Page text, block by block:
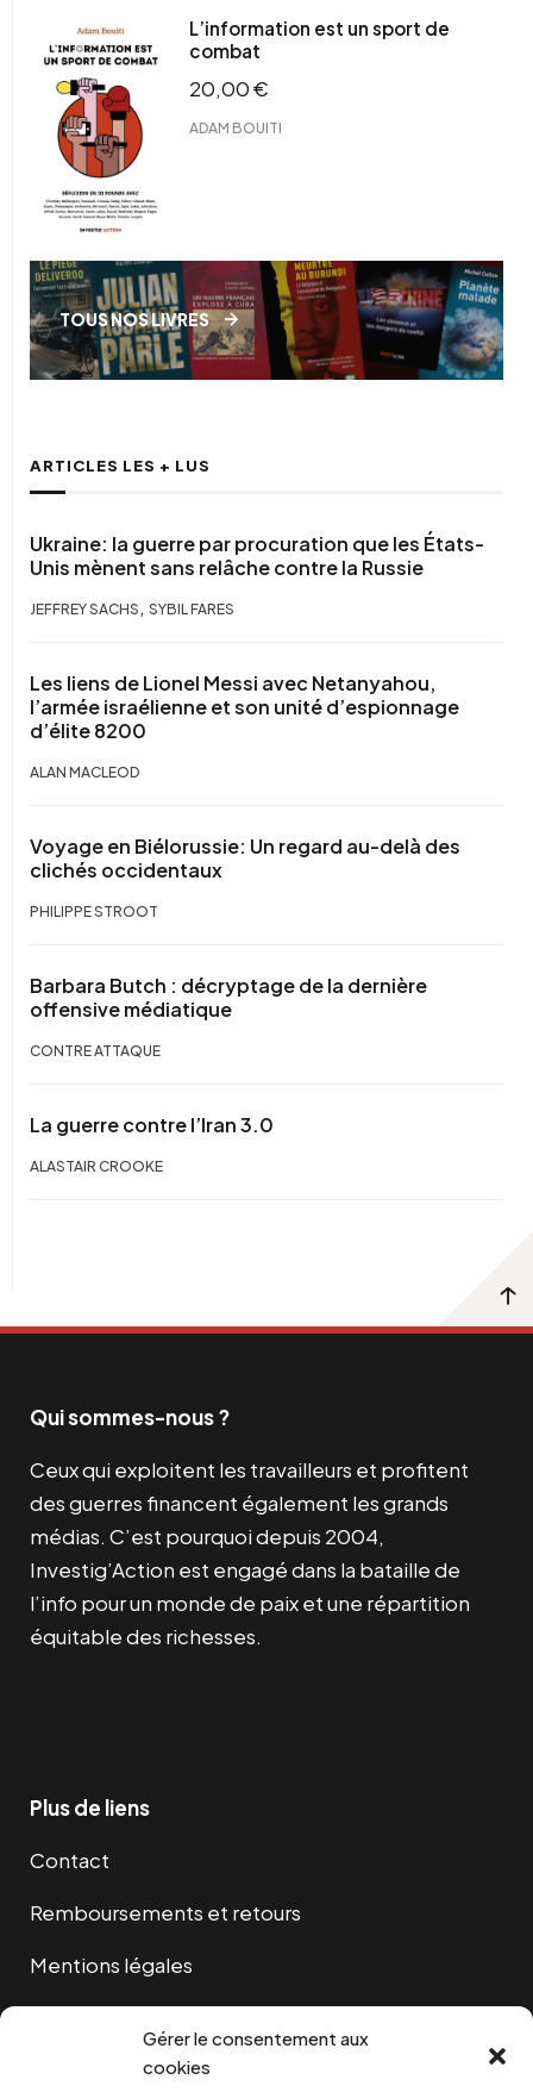
Gérer le consentement aux
cookies
L’information est un sport de
combat
20,00€
ADAM BOUITI
TOUS NOS LIVRES
ARTICLES LES + LUS
Ukraine: la guerre par procuration que les États-
Unis mènent sans relâche contre la Russie
JEFFREY SACHS , SYBIL FARES
Les liens de Lionel Messi avec Netanyahou,
l’armée israélienne et son unité d’espionnage
d’élite 8200
ALAN MACLEOD
Voyage en Biélorussie: Un regard au-delà des
clichés occidentaux
PHILIPPE STROOT
Barbara Butch : décryptage de la dernière
offensive médiatique
CONTRE ATTAQUE
La guerre contre l’Iran 3.0
ALASTAIR CROOKE
Qui sommes-nous ?
Ceux qui exploitent les travailleurs et profitent
des guerres financent également les grands
médias. C’est pourquoi depuis 2004,
Investig’Action est engagé dans la bataille de
l’info pour un monde de paix et une répartition
équitable des richesses.
Plus de liens
Contact
Remboursements et retours
Mentions légales